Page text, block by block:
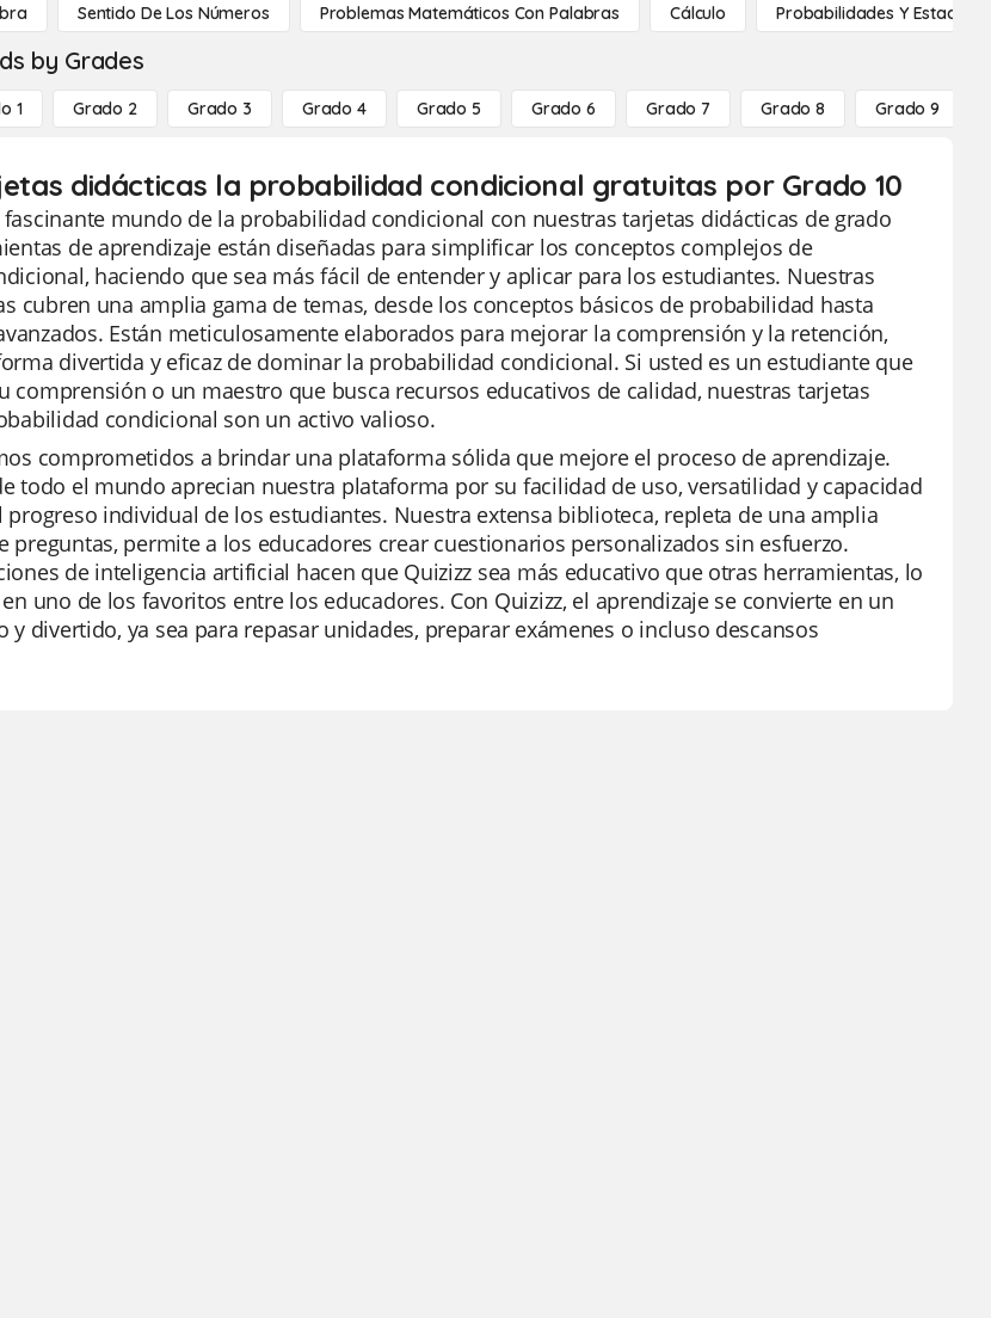
Sentido De Los Números Problemas Matemáticos Con Palabras Cálculo Probabilidades Y
by Grades
1 Grado 2 Grado 3 Grado 4 Grado 5 Grado 6 Grado 7 Grado 8 Grado 9
didácticas la probabilidad condicional gratuitas por Grado 10
fascinante mundo de la probabilidad condicional con nuestras tarjetas didácticas de grado
de aprendizaje están diseñadas para simplificar los conceptos complejos de
haciendo que sea más fácil de entender y aplicar para los estudiantes. Nuestras
cubren una amplia gama de temas, desde los conceptos básicos de probabilidad hasta
Están meticulosamente elaborados para mejorar la comprensión y la retención,
divertida y eficaz de dominar la probabilidad condicional. Si usted es un estudiante que
comprensión o un maestro que busca recursos educativos de calidad, nuestras tarjetas
condicional son un activo valioso.
comprometidos a brindar una plataforma sólida que mejore el proceso de aprendizaje.
todo el mundo aprecian nuestra plataforma por su facilidad de uso, versatilidad y capacidad
individual de los estudiantes. Nuestra extensa biblioteca, repleta de una amplia
preguntas, permite a los educadores crear cuestionarios personalizados sin esfuerzo.
de inteligencia artificial hacen que Quizizz sea más educativo que otras herramientas, lo
uno de los favoritos entre los educadores. Con Quizizz, el aprendizaje se convierte en un
y divertido, ya sea para repasar unidades, preparar exámenes o incluso descansos